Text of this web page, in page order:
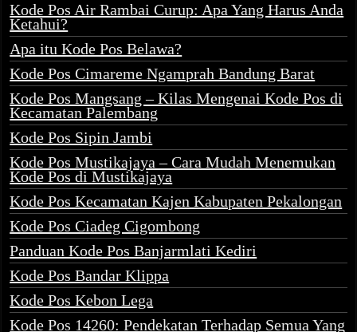
Kode Pos Air Rambai Curup: Apa Yang Harus Anda
Ketahui?
Apa itu Kode Pos Belawa?
Kode Pos Cimareme Ngamprah Bandung Barat
Kode Pos Mangsang – Kilas Mengenai Kode Pos di
Kecamatan Palembang
Kode Pos Sipin Jambi
Kode Pos Mustikajaya – Cara Mudah Menemukan
Kode Pos di Mustikajaya
Kode Pos Kecamatan Kajen Kabupaten Pekalongan
Kode Pos Ciadeg Cigombong
Panduan Kode Pos Banjarmlati Kediri
Kode Pos Bandar Klippa
Kode Pos Kebon Lega
Kode Pos 14260: Pendekatan Terhadap Semua Yang